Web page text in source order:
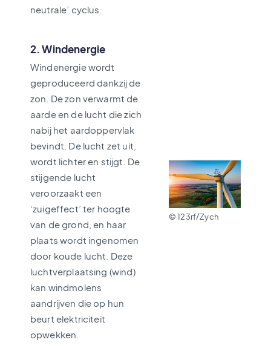
neutrale’ cyclus.
2. Windenergie
Windenergie wordt
geproduceerd dankzij de
zon. De zon verwarmt de
aarde en de lucht die zich
nabij het aardoppervlak
bevindt. De lucht zet uit,
wordt lichter en stijgt. De
stijgende lucht
veroorzaakt een
‘zuigeffect’ ter hoogte
van de grond, en haar
plaats wordt ingenomen
door koude lucht. Deze
luchtverplaatsing (wind)
kan windmolens
aandrijven die op hun
beurt elektriciteit
opwekken.
© 123rf/Zych